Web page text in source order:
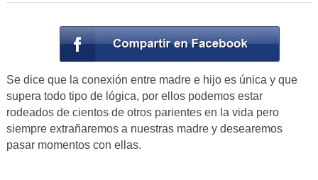
Se dice que la conexión entre madre e hijo es única y que
supera todo tipo de lógica, por ellos podemos estar
rodeados de cientos de otros parientes en la vida pero
siempre extrañaremos a nuestras madre y desearemos
pasar momentos con ellas.